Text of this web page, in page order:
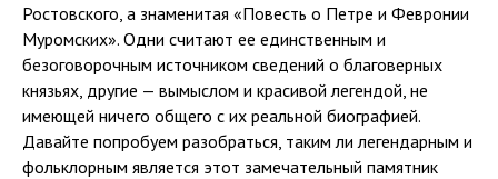
Ростовского, а знаменитая «Повесть о Петре и Февронии
Муромских». Одни считают ее единственным и
безоговорочным источником сведений о благоверных
князьях, другие — вымыслом и красивой легендой, не
имеющей ничего общего с их реальной биографией.
Давайте попробуем разобраться, таким ли легендарным и
фольклорным является этот замечательный памятник